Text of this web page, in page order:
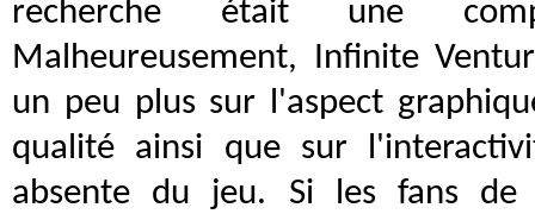
recherche était une
Malheureusement, Infinite
un peu plus sur l'aspect
qualité ainsi que sur
absente du jeu. Si les fans de